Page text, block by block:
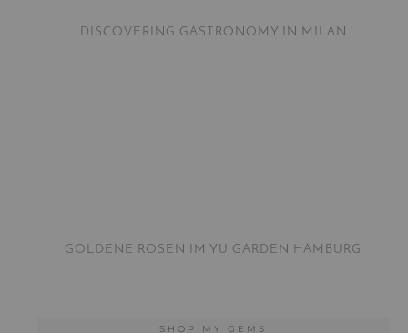
DISCOVERING GASTRONOMY IN MILAN
GOLDENE ROSEN IM YU GARDEN HAMBURG
SHOP MY GEMS